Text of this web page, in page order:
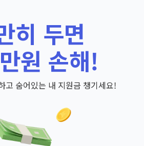
히 두면
원 손해!
고 숨어있는 내 지원금 챙기세요!